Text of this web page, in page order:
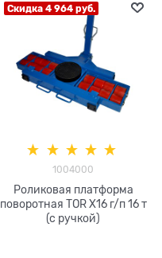
Скидка 4 964 руб.
1004000
Роликовая платформа
поворотная TOR X16 г/п 16 т
(с ручкой)